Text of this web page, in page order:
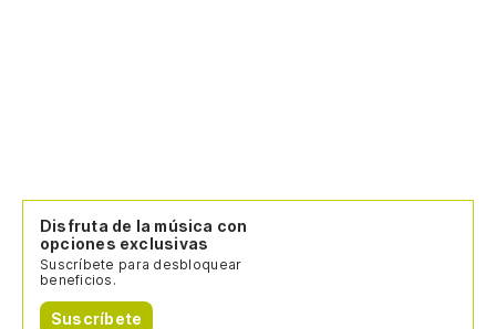
Disfruta de la música con
opciones exclusivas
Suscríbete para desbloquear
beneficios.
Suscríbete